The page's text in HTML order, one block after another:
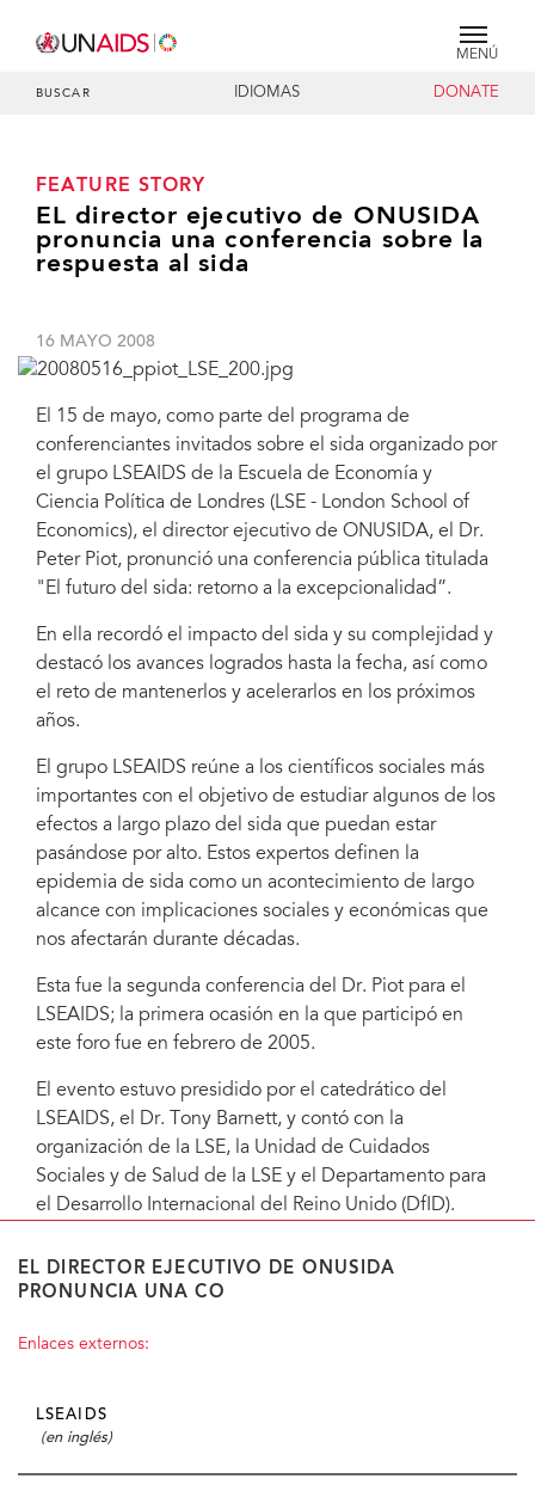
MENÚ
BUSCAR IDIOMAS DONATE
FEATURE STORY
EL director ejecutivo de ONUSIDA
pronuncia una conferencia sobre la
respuesta al sida
16 MAYO 2008
El 15 de mayo, como parte del programa de
conferenciantes invitados sobre el sida organizado por
el grupo LSEAIDS de la Escuela de Economía y
Ciencia Política de Londres (LSE - London School of
Economics), el director ejecutivo de ONUSIDA, el Dr.
Peter Piot, pronunció una conferencia pública titulada
"El futuro del sida: retorno a la excepcionalidad”.
En ella recordó el impacto del sida y su complejidad y
destacó los avances logrados hasta la fecha, así como
el reto de mantenerlos y acelerarlos en los próximos
años.
El grupo LSEAIDS reúne a los científicos sociales más
importantes con el objetivo de estudiar algunos de los
efectos a largo plazo del sida que puedan estar
pasándose por alto. Estos expertos definen la
epidemia de sida como un acontecimiento de largo
alcance con implicaciones sociales y económicas que
nos afectarán durante décadas.
Esta fue la segunda conferencia del Dr. Piot para el
LSEAIDS; la primera ocasión en la que participó en
este foro fue en febrero de 2005.
El evento estuvo presidido por el catedrático del
LSEAIDS, el Dr. Tony Barnett, y contó con la
organización de la LSE, la Unidad de Cuidados
Sociales y de Salud de la LSE y el Departamento para
el Desarrollo Internacional del Reino Unido (DfID).
EL DIRECTOR EJECUTIVO DE ONUSIDA
PRONUNCIA UNA CO
Enlaces externos:
LSEAIDS
(en inglés)